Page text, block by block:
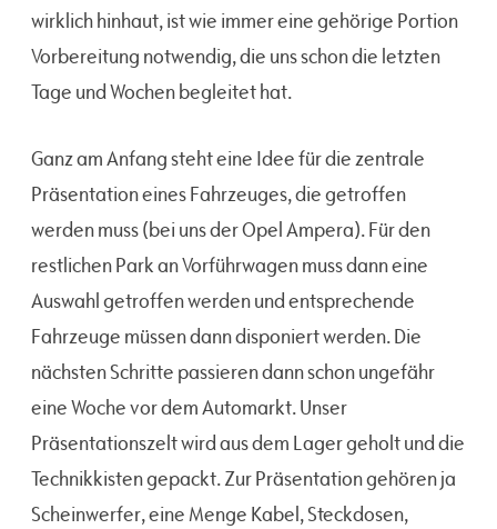
wirklich hinhaut, ist wie immer eine gehörige Portion
Vorbereitung notwendig, die uns schon die letzten
Tage und Wochen begleitet hat.
Ganz am Anfang steht eine Idee für die zentrale
Präsentation eines Fahrzeuges, die getroffen
werden muss (bei uns der Opel Ampera). Für den
restlichen Park an Vorführwagen muss dann eine
Auswahl getroffen werden und entsprechende
Fahrzeuge müssen dann disponiert werden. Die
nächsten Schritte passieren dann schon ungefähr
eine Woche vor dem Automarkt. Unser
Präsentationszelt wird aus dem Lager geholt und die
Technikkisten gepackt. Zur Präsentation gehören ja
Scheinwerfer, eine Menge Kabel, Steckdosen,